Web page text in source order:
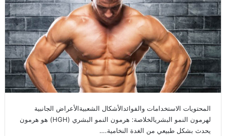
المحتويات الاستخدامات والفوائدالأشكال الشعبيةالأعراض الجانبية
لهرمون النمو البشريالخلاصة: هرمون النمو البشري (HGH) هو هرمون
يحدث بشكل طبيعي من الغدة النخامية.…